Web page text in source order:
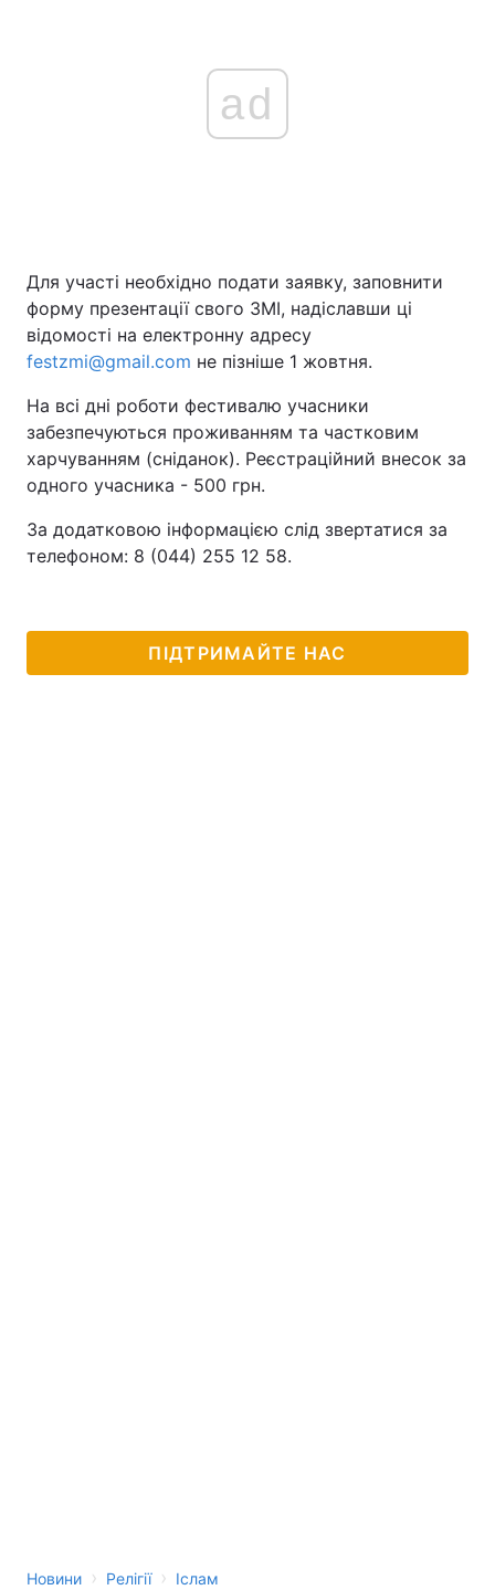
ad
Для участі необхідно подати заявку, заповнити
форму презентації свого ЗМІ, надіславши ці
відомості на електронну адресу
festzmi@gmail.com не пізніше 1 жовтня.
На всі дні роботи фестивалю учасники
забезпечуються проживанням та частковим
харчуванням (сніданок). Реєстраційний внесок за
одного учасника - 500 грн.
За додатковою інформацією слід звертатися за
телефоном: 8 (044) 255 12 58.
ПІДТРИМАЙТЕ НАС
Новини › Релігії › Іслам